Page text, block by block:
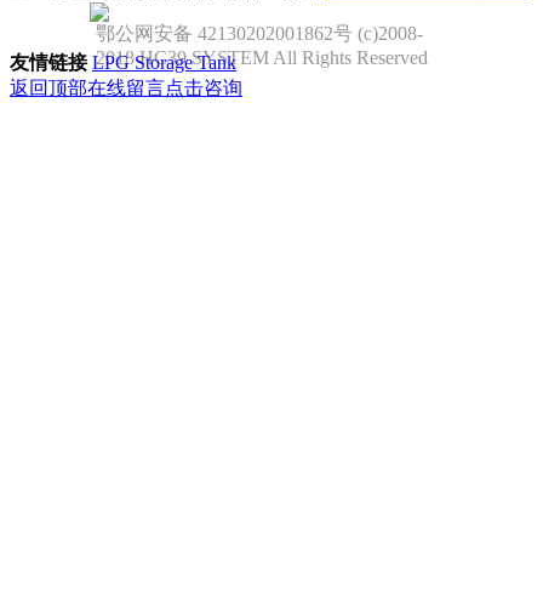
鄂公网安备 42130202001862号 (c)2008-
2018 HC39 SYSTEM All Rights Reserved
友情链接 LPG Storage Tank
返回顶部在线留言点击咨询